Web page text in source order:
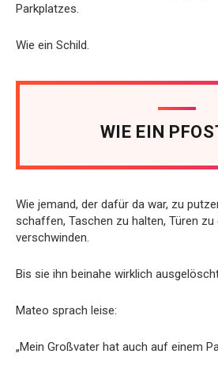
Parkplatzes.
Wie ein Schild.
WIE EIN
Wie jemand, der dafür da war, zu
schaffen, Taschen zu halten, Türen
verschwinden.
Bis sie ihn beinahe wirklich
Mateo sprach leise:
„Mein Großvater hat auch auf einem